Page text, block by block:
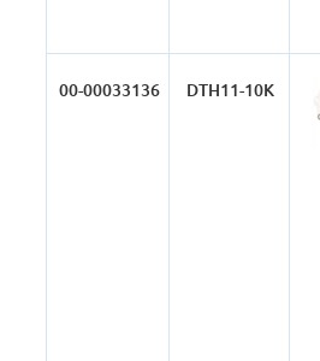
00-00033136 DTH11-10K